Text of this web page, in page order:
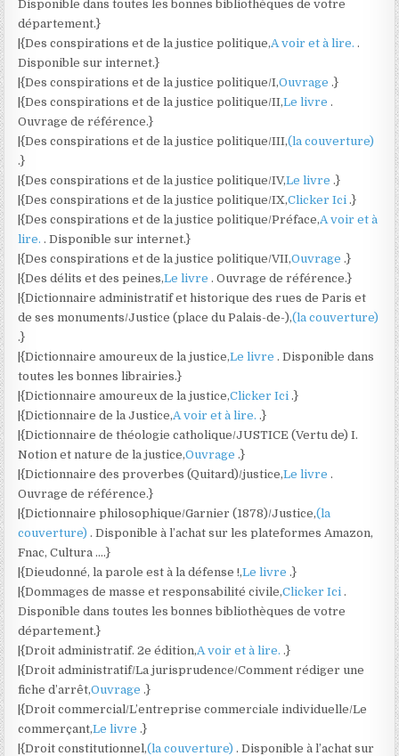
Disponible dans toutes les bonnes bibliothèques de votre
département.}
|{Des conspirations et de la justice politique,A voir et à lire..
Disponible sur internet.}
|{Des conspirations et de la justice politique/I,Ouvrage.}
|{Des conspirations et de la justice politique/II,Le livre.
Ouvrage de référence.}
|{Des conspirations et de la justice politique/III,(la couverture)
.}
|{Des conspirations et de la justice politique/IV,Le livre.}
|{Des conspirations et de la justice politique/IX,Clicker Ici.}
|{Des conspirations et de la justice politique/Préface,A voir et à
lire.. Disponible sur internet.}
|{Des conspirations et de la justice politique/VII,Ouvrage.}
|{Des délits et des peines,Le livre. Ouvrage de référence.}
|{Dictionnaire administratif et historique des rues de Paris et
de ses monuments/Justice (place du Palais-de-),(la couverture)
.}
|{Dictionnaire amoureux de la justice,Le livre. Disponible dans
toutes les bonnes librairies.}
|{Dictionnaire amoureux de la justice,Clicker Ici.}
|{Dictionnaire de la Justice,A voir et à lire..}
|{Dictionnaire de théologie catholique/JUSTICE (Vertu de) I.
Notion et nature de la justice,Ouvrage.}
|{Dictionnaire des proverbes (Quitard)/justice,Le livre.
Ouvrage de référence.}
|{Dictionnaire philosophique/Garnier (1878)/Justice,(la
couverture). Disponible à l’achat sur les plateformes Amazon,
Fnac, Cultura ….}
|{Dieudonné, la parole est à la défense !,Le livre.}
|{Dommages de masse et responsabilité civile,Clicker Ici.
Disponible dans toutes les bonnes bibliothèques de votre
département.}
|{Droit administratif. 2e édition,A voir et à lire..}
|{Droit administratif/La jurisprudence/Comment rédiger une
fiche d’arrêt,Ouvrage.}
|{Droit commercial/L’entreprise commerciale individuelle/Le
commerçant,Le livre.}
|{Droit constitutionnel,(la couverture). Disponible à l’achat sur